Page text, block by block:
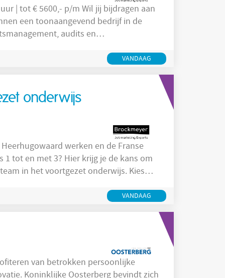
een toonaangevend bedrijf in de
audits en
opdrachtgever
VANDAAG
onderwijs
werken en de Franse
tot en met 3? Hier krijg je de kans om
in het voortgezet onderwijs. Kies
VANDAAG
zich